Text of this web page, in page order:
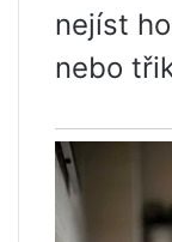
nejíst
nebo